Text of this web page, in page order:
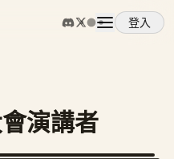
登入
演講者